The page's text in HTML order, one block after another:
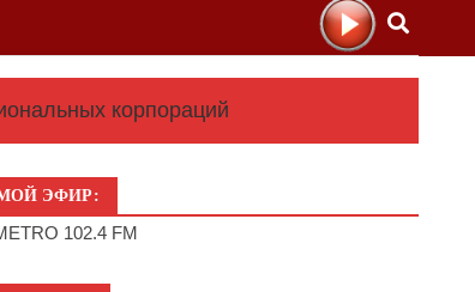
корпораций
ЭФИР:
102.4 FM